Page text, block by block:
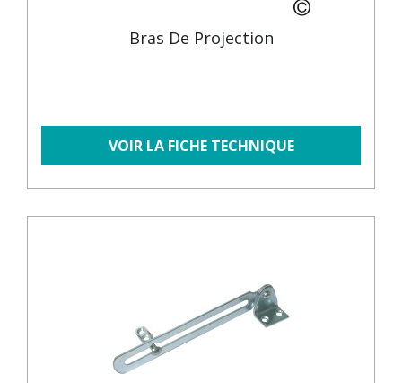
Bras De Projection
VOIR LA FICHE TECHNIQUE